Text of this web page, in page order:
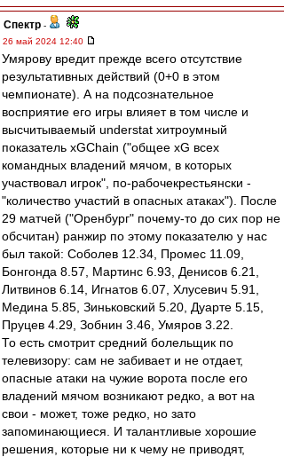
Спектр -
26 май 2024 12:40
Умярову вредит прежде всего отсутствие
результативных действий (0+0 в этом
чемпионате). А на подсознательное
восприятие его игры влияет в том числе и
высчитываемый understat хитроумный
показатель xGChain ("общее xG всех
командных владений мячом, в которых
участвовал игрок", по-рабочекрестьянски -
"количество участий в опасных атаках"). После
29 матчей ("Оренбург" почему-то до сих пор не
обсчитан) ранжир по этому показателю у нас
был такой: Соболев 12.34, Промес 11.09,
Бонгонда 8.57, Мартинс 6.93, Денисов 6.21,
Литвинов 6.14, Игнатов 6.07, Хлусевич 5.91,
Медина 5.85, Зиньковский 5.20, Дуарте 5.15,
Пруцев 4.29, Зобнин 3.46, Умяров 3.22.
То есть смотрит средний болельщик по
телевизору: сам не забивает и не отдает,
опасные атаки на чужие ворота после его
владений мячом возникают редко, а вот на
свои - может, тоже редко, но зато
запоминающиеся. И талантливые хорошие
решения, которые ни к чему не приводят,